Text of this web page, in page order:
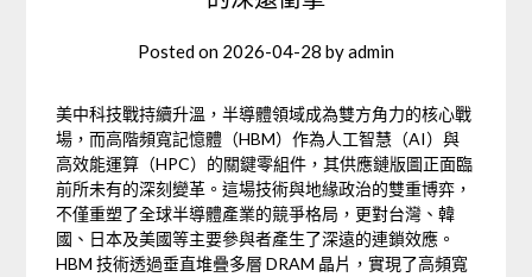
Posted on 2026-04-28 byadmin
美中科技戰持續升溫，半導體領域成為雙方角力的核心戰
場，而高階頻寬記憶體（HBM）作為人工智慧（AI）與
高效能運算（HPC）的關鍵零組件，其供應鏈版圖正面臨
前所未有的深刻變革。這場技術與地緣政治的雙重博弈，
不僅重塑了全球半導體產業的競爭格局，更對台灣、韓
國、日本及美國等主要參與者產生了深遠的連鎖效應。
HBM 技術透過垂直堆疊多層 DRAM 晶片，實現了高頻寬